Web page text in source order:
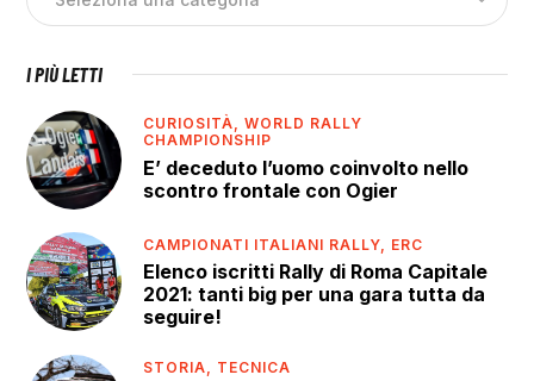
I PIÙ LETTI
CURIOSITÀ,WORLD RALLY
CHAMPIONSHIP
E’ deceduto l’uomo coinvolto nello
scontro frontale con Ogier
CAMPIONATI ITALIANI RALLY, ERC
Elenco iscritti Rally di Roma Capitale
2021: tanti big per una gara tutta da
seguire!
STORIA, TECNICA